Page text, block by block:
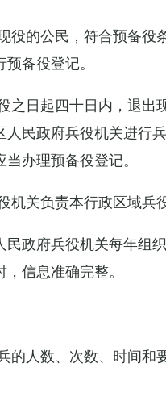
役的公民，符合预备役
备役登记。
之日起四十日内，退
民政府兵役机关进行
办理预备役登记。
关负责本行政区域兵
政府兵役机关每年组
信息准确完整。
的人数、次数、时间